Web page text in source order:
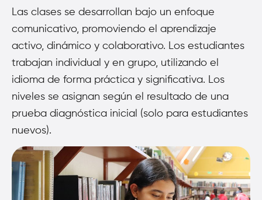
Las clases se desarrollan bajo un enfoque
comunicativo, promoviendo el aprendizaje
activo, dinámico y colaborativo. Los estudiantes
trabajan individual y en grupo, utilizando el
idioma de forma práctica y significativa. Los
niveles se asignan según el resultado de una
prueba diagnóstica inicial (solo para estudiantes
nuevos).